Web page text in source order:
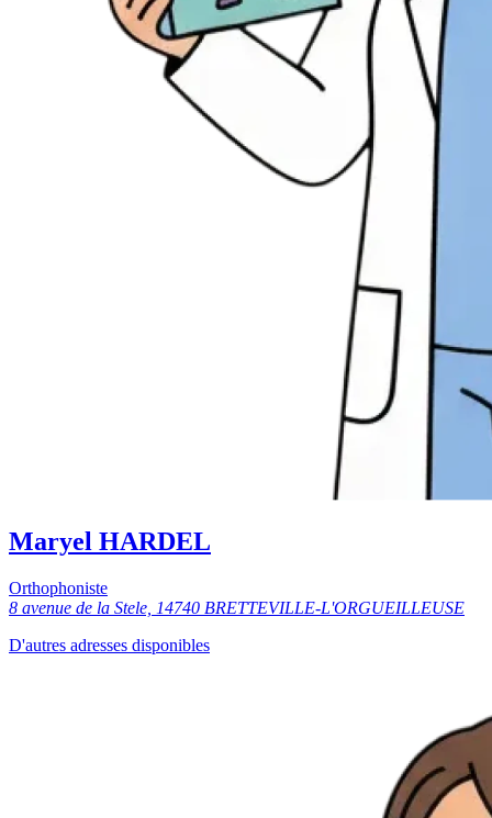
Maryel HARDEL
Orthophoniste
8 avenue de la Stele, 14740 BRETTEVILLE-L'ORGUEILLEUSE
D'autres adresses disponibles